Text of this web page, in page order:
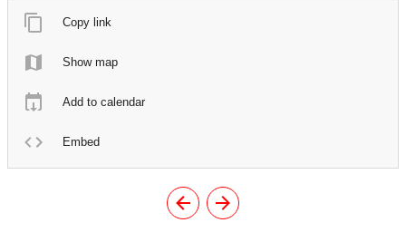
Copy link
Show map
Add to calendar
Embed